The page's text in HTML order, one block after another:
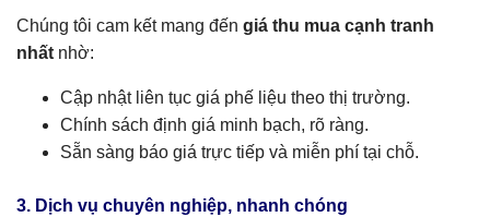
Chúng tôi cam kết mang đến giá thu mua cạnh tranh
nhất nhờ:
Cập nhật liên tục giá phế liệu theo thị trường.
Chính sách định giá minh bạch, rõ ràng.
Sẵn sàng báo giá trực tiếp và miễn phí tại chỗ.
3. Dịch vụ chuyên nghiệp, nhanh chóng